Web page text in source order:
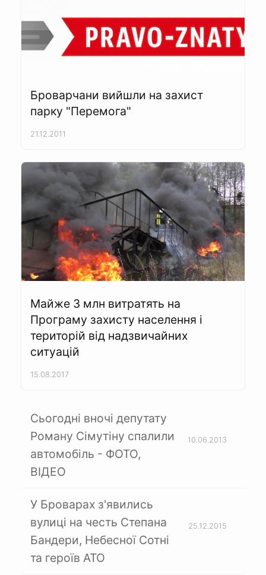
Броварчани вийшли на захист
парку "Перемога"
21.12.2011
Майже 3 млн витратять на
Програму захисту населення і
територій від надзвичайних
ситуацій
15.08.2017
Сьогодні вночі депутату
Роману Сімутіну спалили
автомобіль - ФОТО,
ВІДЕО
10.06.2013
У Броварах з'явились
вулиці на честь Степана
Бандери, Небесної Сотні
та героїв АТО
25.12.2015